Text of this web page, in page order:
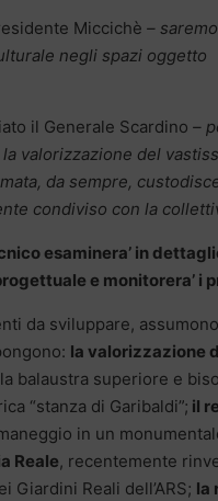
Miccichè –
negli spazi oggetto
il Generale Scardino –
valorizzazione del
da sempre,
condiviso con la
esaminera’ in
e monitorera’ i
da sviluppare,
la valorizzazione
balaustra superiore e
“stanza di Garibaldi”; il
in un
Reale, recentemente
Giardini Reali dell’ARS; la